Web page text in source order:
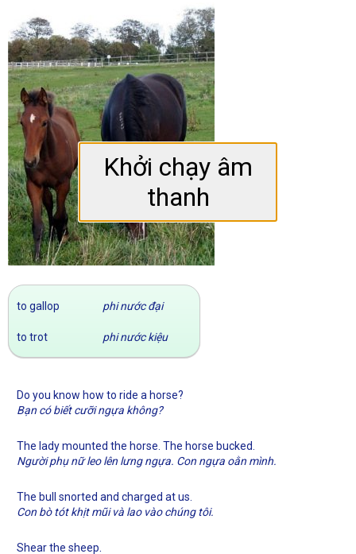
to gallop phi nước đại
to trot phi nước kiệu
Do you know how to ride a horse?
Bạn có biết cưỡi ngựa không?
The lady mounted the horse. The horse bucked.
Người phụ nữ leo lên lưng ngựa. Con ngựa oằn mình.
The bull snorted and charged at us.
Con bò tót khịt mũi và lao vào chúng tôi.
Shear the sheep.
Khởi chạy âm
thanh